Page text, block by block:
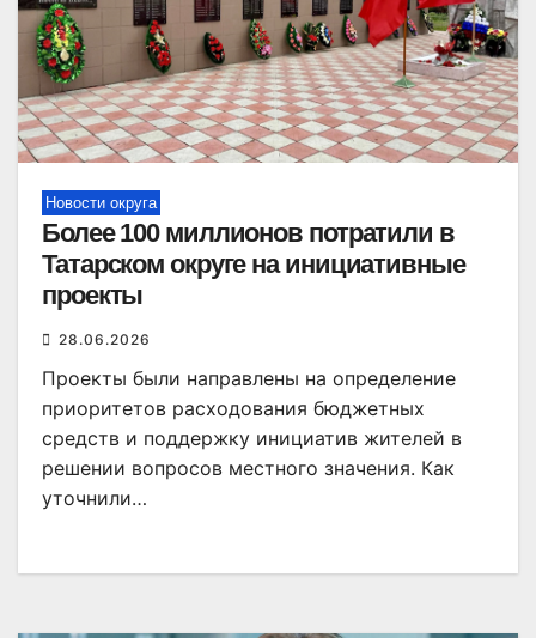
Новости округа
Более 100 миллионов потратили в
Татарском округе на инициативные
проекты
28.06.2026
Проекты были направлены на определение
приоритетов расходования бюджетных
средств и поддержку инициатив жителей в
решении вопросов местного значения. Как
уточнили…